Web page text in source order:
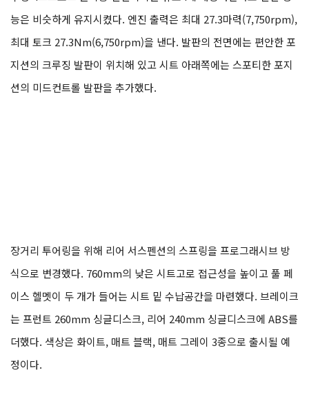
능은 비슷하게 유지시켰다. 엔진 출력은 최대 27.3마력(7,750rpm),
최대 토크 27.3Nm(6,750rpm)을 낸다. 발판의 전면에는 편안한 포
지션의 크루징 발판이 위치해 있고 시트 아래쪽에는 스포티한 포지
션의 미드컨트롤 발판을 추가했다.
장거리 투어링을 위해 리어 서스펜션의 스프링을 프로그래시브 방
식으로 변경했다. 760mm의 낮은 시트고로 접근성을 높이고 풀 페
이스 헬멧이 두 개가 들어는 시트 밑 수납공간을 마련했다. 브레이크
는 프런트 260mm 싱글디스크, 리어 240mm 싱글디스크에 ABS를
더했다. 색상은 화이트, 매트 블랙, 매트 그레이 3종으로 출시될 예
정이다.